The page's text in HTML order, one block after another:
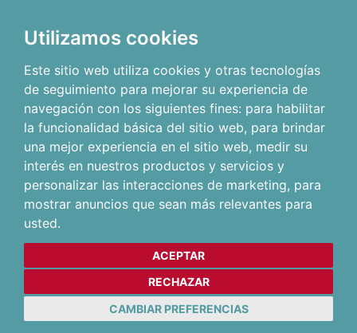
Utilizamos cookies
Este sitio web utiliza cookies y otras tecnologías
de seguimiento para mejorar su experiencia de
navegación con los siguientes fines: para habilitar
la funcionalidad básica del sitio web, para brindar
una mejor experiencia en el sitio web, medir su
interés en nuestros productos y servicios y
personalizar las interacciones de marketing, para
mostrar anuncios que sean más relevantes para
usted.
ACEPTAR
RECHAZAR
CAMBIAR PREFERENCIAS